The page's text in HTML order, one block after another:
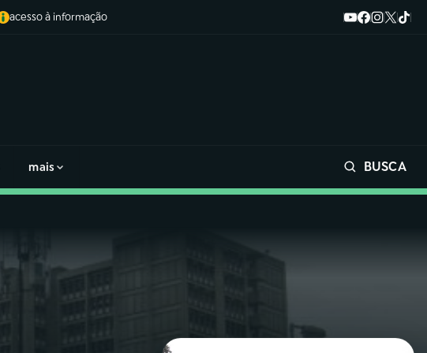
acesso à informação
mais BUSCA